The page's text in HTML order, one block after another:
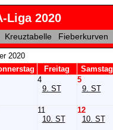
Liga 2020
Kreuztabelle Fieberkurven
2020
Freitag Samstag
4
9. ST
5
9. ST
11
10. ST
12
10. ST